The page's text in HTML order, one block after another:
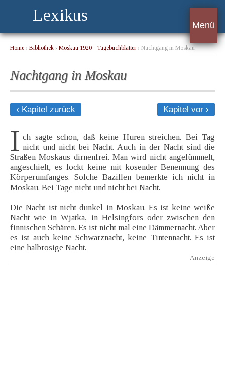
Lexikus
Menü
Home › Bibliothek › Moskau 1920 - Tagebuchblätter › Nachtgang in Moskau
Nachtgang in Moskau
‹ Kapitel zurück Kapitel vor ›
I ch sagte schon, daß keine Huren streichen. Bei Tag
nicht und nicht bei Nacht. Auch in der Nacht sind die
Straßen Moskaus dirnenfrei. Man wird nicht angelümmelt,
angeschielt, es lockt keine mit kosender Benennung des
Körperumfanges. Solche Bazillen bemerkte ich nicht in
Moskau. Bei Tage nicht und nicht bei Nacht.
Die Nacht ist nicht dunkel in Moskau. Es ist keine weiße
Nacht wie in Wjatka, in Helsingfors oder zwischen den
finnischen Schären. Es ist nicht mal eine Dämmernacht. Aber
es ist auch keine Schwarznacht, keine Tintennacht. Es ist
eine halbrosige Nacht.